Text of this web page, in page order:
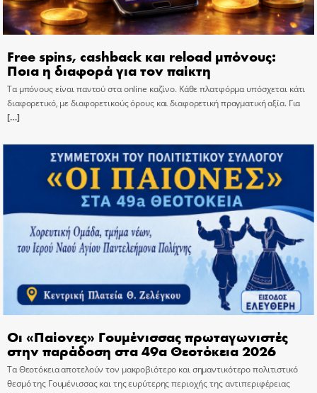
Free spins, cashback και reload μπόνους:
Ποια η διαφορά για τον παίκτη
Τα μπόνους είναι παντού στα online καζίνο. Κάθε πλατφόρμα υπόσχεται κάτι
διαφορετικό, με διαφορετικούς όρους και διαφορετική πραγματική αξία. Για
[…]
Οι «Παίονες» Γουμένισσας πρωταγωνιστές
στην παράδοση στα 49α Θεοτόκεια 2026
Τα Θεοτόκεια αποτελούν τον μακροβιότερο και σημαντικότερο πολιτιστικό
θεσμό της Γουμένισσας και της ευρύτερης περιοχής της αντιπεριφέρειας